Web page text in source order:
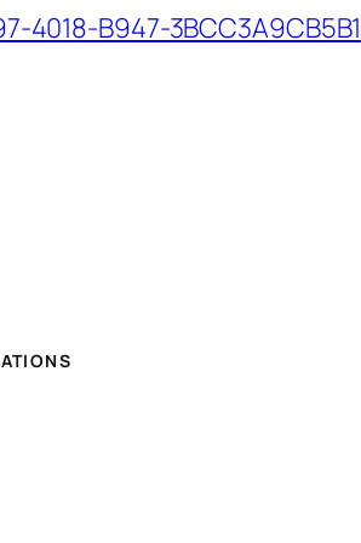
4018-B947-3BCC3A9CB5B1